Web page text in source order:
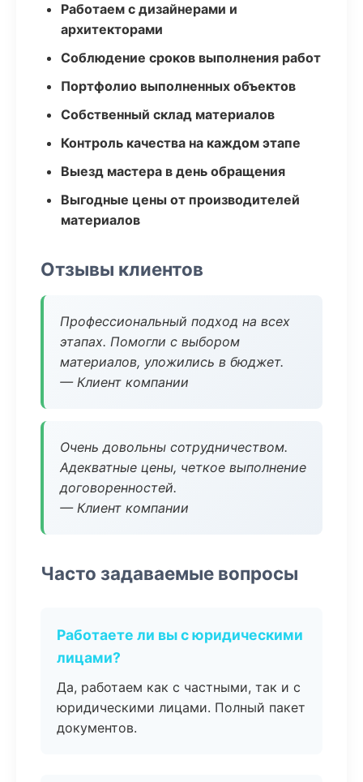
Работаем с дизайнерами и
архитекторами
Соблюдение сроков выполнения работ
Портфолио выполненных объектов
Собственный склад материалов
Контроль качества на каждом этапе
Выезд мастера в день обращения
Выгодные цены от производителей
материалов
Отзывы клиентов
Профессиональный подход на всех
этапах. Помогли с выбором
материалов, уложились в бюджет.
— Клиент компании
Очень довольны сотрудничеством.
Адекватные цены, четкое выполнение
договоренностей.
— Клиент компании
Часто задаваемые вопросы
Работаете ли вы с юридическими
лицами?
Да, работаем как с частными, так и с
юридическими лицами. Полный пакет
документов.